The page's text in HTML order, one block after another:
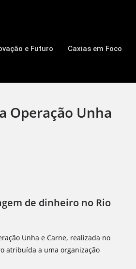
e Futuro Caxias em Foco
Operação Unha
de dinheiro no Rio
Unha e Carne, realizada no
atribuída a uma organização